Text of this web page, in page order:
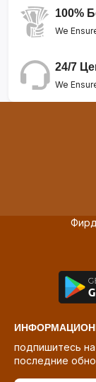
100%
We
24/7
We
подпишитесь
последние